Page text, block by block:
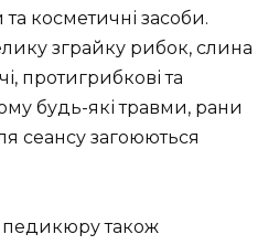
косметичні засоби.
зграйку рибок, слина
протигрибкові та
будь-які травми, рани
сеансу загоюються
також